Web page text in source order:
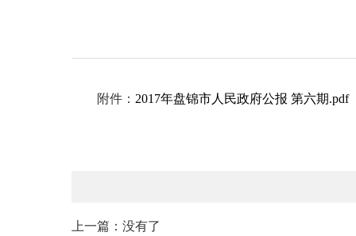
附件： 2017年盘锦市人民政府公报 第六期.pdf
上一篇：没有了